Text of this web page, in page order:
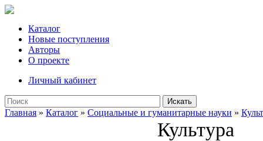
Каталог
Новые поступления
Авторы
О проекте
Личный кабинет
Искать
Главная » Каталог » Социальные и гуманитарные науки »
Культура